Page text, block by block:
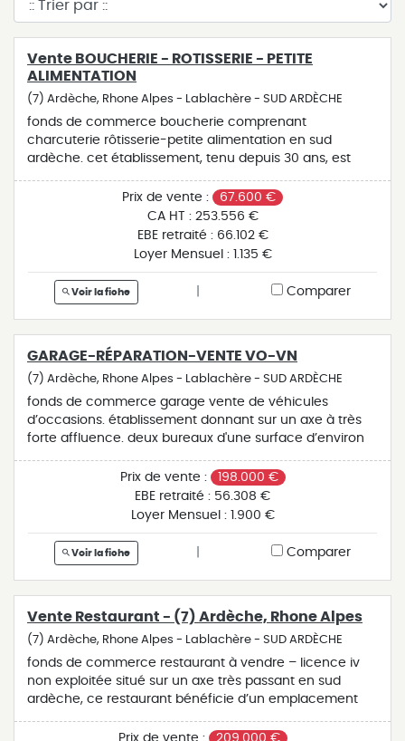
Vente BOUCHERIE - ROTISSERIE - PETITE
ALIMENTATION
(7) Ardèche, Rhone Alpes - Lablachère - SUD ARDÈCHE
fonds de commerce boucherie comprenant
charcuterie rôtisserie-petite alimentation en sud
ardèche. cet établissement, tenu depuis 30 ans, est
avec une saisonnalité très importante. il dispose d'une
surface d'environ 90 m² comprenant une boutique
climatisée, 2 chambres froides, un laboratoire et
alarme. le plus de cette affaire, un appartement de plus
et coin nuit). traiteur à développer cette affaire, vendue
pour cause de retraite, est bien équipée, offrant une
activité régulière à l'année. idéal pour couple
professionnel. un salarié polyvalent en saison.
fermeture deux jours en hors saison. très bel
établissement a forte rentabilité à voir rapidement par
professionnel. pour des raisons de confidentialité, cette
affaire est géolocalisée à l'adresse de notre agence de
lablachère (07230).
Prix de vente :
67.600 €
CA HT : 253.556 €
EBE retraité : 66.102 €
Loyer Mensuel : 1.135 €
Voir la fiche Comparer
GARAGE-RÉPARATION-VENTE VO-VN
(7) Ardèche, Rhone Alpes - Lablachère - SUD ARDÈCHE
fonds de commerce garage vente de véhicules
d’occasions. établissement donnant sur un axe à très
forte affluence. deux bureaux d'une surface d’environ
réception de plus de 200 m². vestiaire du personnel et
wc. un énorme plus, un logement en mezzanine de 60
m². très grand parking. caméra de vidéosurveillance
pour des raisons de confidentialité, cette affaire est
géolocalisée à l'adresse de notre agence de lablachère
(07230).
Prix de vente :
198.000 €
EBE retraité : 56.308 €
Loyer Mensuel : 1.900 €
Voir la fiche Comparer
Vente Restaurant - (7) Ardèche, Rhone Alpes
(7) Ardèche, Rhone Alpes - Lablachère - SUD ARDÈCHE
fonds de commerce restaurant à vendre – licence iv
non exploitée situé sur un axe très passant en sud
ardèche, ce restaurant bénéficie d’un emplacement
réalisée dernièrement : pose de carrelage dans la salle
Prix de vente :
209.000 €